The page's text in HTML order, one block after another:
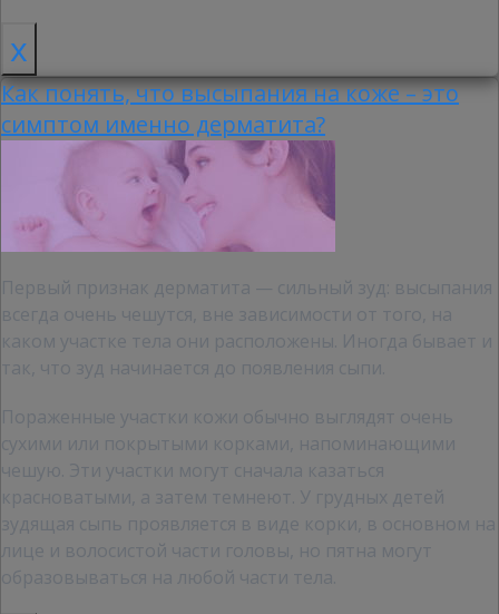
x
Как понять, что высыпания на коже – это
симптом именно дерматита?
Первый признак дерматита — сильный зуд: высыпания
всегда очень чешутся, вне зависимости от того, на
каком участке тела они расположены. Иногда бывает и
так, что зуд начинается до появления сыпи.
Пораженные участки кожи обычно выглядят очень
сухими или покрытыми корками, напоминающими
чешую. Эти участки могут сначала казаться
красноватыми, а затем темнеют. У грудных детей
зудящая сыпь проявляется в виде корки, в основном на
лице и волосистой части головы, но пятна могут
образовываться на любой части тела.